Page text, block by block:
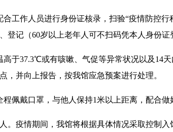
合工作人员进行身份证核录，扫验“疫情防控
登记（60岁以上老年人可不扫码凭本人身份证
高于37.3℃或有咳嗽、气促等异常状况以及14
，并向上报告，按我馆应急预案进行处理。
程佩戴口罩，与他人保持1米以上距离，配合做
。疫情期间，我馆将根据具体情况采取控制